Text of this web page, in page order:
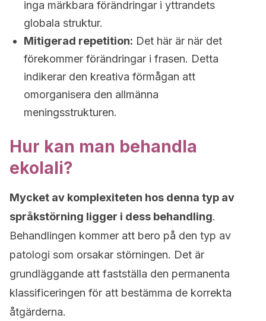
inga märkbara förändringar i yttrandets
globala struktur.
Mitigerad repetition: Det här är när det
förekommer förändringar i frasen. Detta
indikerar den kreativa förmågan att
omorganisera den allmänna
meningsstrukturen.
Hur kan man behandla
ekolali?
Mycket av komplexiteten hos denna typ av
språkstörning ligger i dess behandling.
Behandlingen kommer att bero på den typ av
patologi som orsakar störningen. Det är
grundläggande att fastställa den permanenta
klassificeringen för att bestämma de korrekta
åtgärderna.